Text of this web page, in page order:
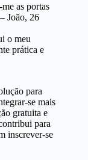
as portas
João, 26
o meu
prática e
para
se mais
gratuita e
para
inscrever-se